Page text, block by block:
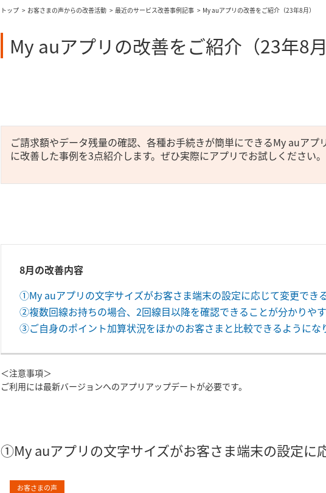
トップ お客さまの声からの改善活動 最近のサービス改善事例記事 My auアプリの改善をご紹介（23年8月）
My auアプリの改善をご紹介（23年8月
ご請求額やデータ残量の確認、各種お手続きが簡単にできるMy auアプ
に改善した事例を3点紹介します。ぜひ実際にアプリでお試しください。
8月の改善内容
①My auアプリの文字サイズがお客さま端末の設定に応じて変更でき
②複数回線お持ちの場合、2回線目以降を確認できることが分かりや
③ご自身のポイント加算状況をほかのお客さまと比較できるようにな
＜注意事項＞
ご利用には最新バージョンへのアプリアップデートが必要です。
①My auアプリの文字サイズがお客さま端末の設定に
お客さまの声